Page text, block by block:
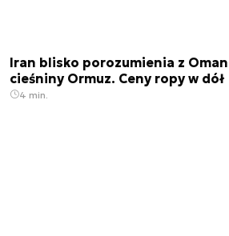
Iran blisko porozumienia z
cieśniny Ormuz. Ceny ropy w dół
4 min.